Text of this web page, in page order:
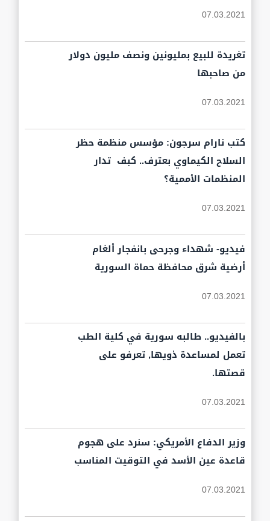
07.03.2021
تغريدة للبيع بمليونين ونصف مليون دولار
من صاحبها
07.03.2021
كتب نارام سرجون: مؤسس منظمة حظر
السلاح الكيماوي بعترف.. كبف تدار
المنظمات الأممية؟
07.03.2021
فيديو- شهداء وجرحى بانفجار ألغام
أرضية شرق محافظة حماة السورية
07.03.2021
بالفيديو.. طالبه سورية في كلية الطب
تعمل لمساعدة ذويها, تعرفو على
قصتها.
07.03.2021
وزير الدفاع الأمريكي: سنرد على هجوم
قاعدة عين الأسد في التوقيت المناسب
07.03.2021